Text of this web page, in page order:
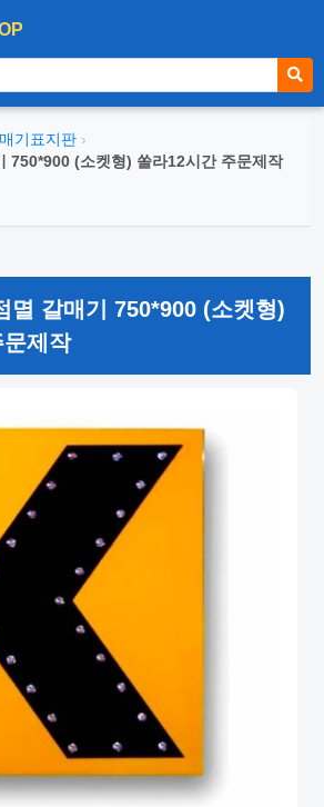
기표지판 ›
750*900 (소켓형) 쏠라12시간 주문제작
멸 갈매기 750*900 (소켓형)
제작